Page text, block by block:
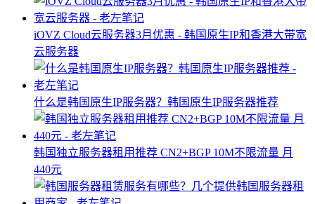
iOVZ Cloud云服务器3月优惠 - 韩国原生IP和香港大带宽
云服务器
什么是韩国原生IP服务器？韩国原生IP服务器推荐
韩国独立服务器租用推荐 CN2+BGP 10M不限流量 月
440元